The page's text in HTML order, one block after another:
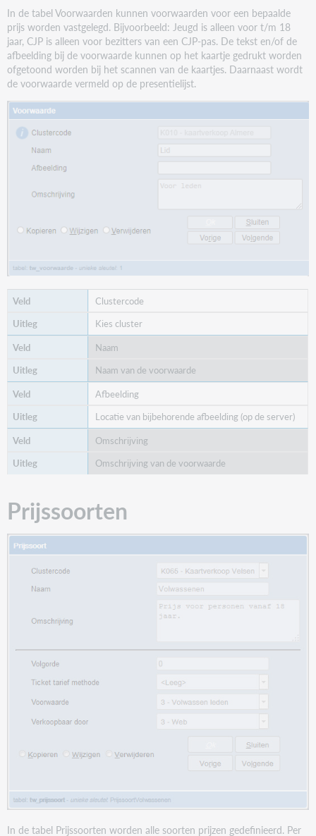
In de tabel Voorwaarden kunnen voorwaarden voor een bepaalde
prijs worden vastgelegd. Bijvoorbeeld: Jeugd is alleen voor t/m 18
jaar, CJP is alleen voor bezitters van een CJP-pas. De tekst en/of de
afbeelding bij de voorwaarde kunnen op het kaartje gedrukt worden
ofgetoond worden bij het scannen van de kaartjes. Daarnaast wordt
de voorwaarde vermeld op de presentielijst.
Clustercode
Kies cluster
Naam
Naam van de voorwaarde
Afbeelding
Locatie van bijbehorende afbeelding (op de server)
Omschrijving
Omschrijving van de voorwaarde
Prijssoorten
In de tabel Prijssoorten worden alle soorten prijzen gedefinieerd. Per